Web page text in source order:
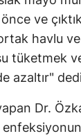
ve
havlu ve
tüketmek
azaltır"
Dr.